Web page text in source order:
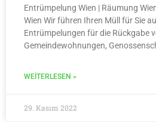
Entrümpelung Wien | Räumung
Wien Wir führen Ihren Müll für Sie
Entrümpelungen für die Rückgabe
Gemeindewohnungen,
WEITERLESEN »
29. Kasım 2022